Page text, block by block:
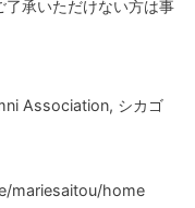
了承いただけない方は事
Association, シカゴ
mariesaitou/home